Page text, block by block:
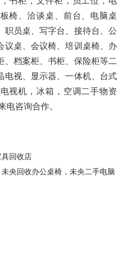
椅、洽谈桌、前台、电脑桌
职员桌、写字台、接待台、公
议桌、会议椅、培训桌椅、办
、档案柜、书柜、保险柜等二
电视、显示器、一体机、台式
视机，冰箱，空调二手物资
咨询合作。
回收店
央回收办公桌椅，未央二手电脑